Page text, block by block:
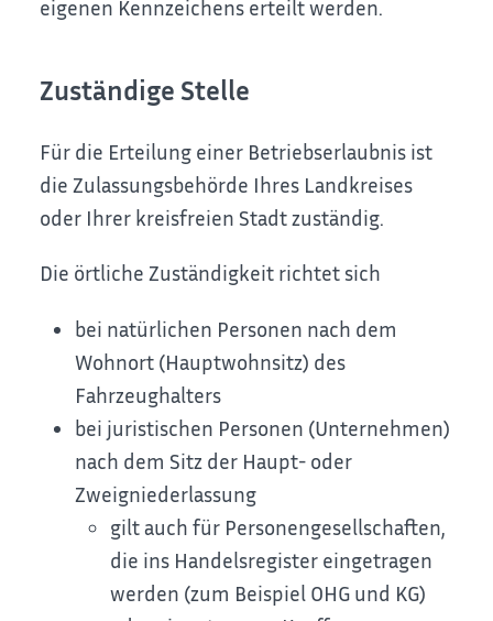
eigenen Kennzeichens erteilt werden.
Zuständige Stelle
Für die Erteilung einer Betriebserlaubnis ist
die Zulassungsbehörde Ihres Landkreises
oder Ihrer kreisfreien Stadt zuständig.
Die örtliche Zuständigkeit richtet sich
bei natürlichen Personen nach dem
Wohnort (Hauptwohnsitz) des
Fahrzeughalters
bei juristischen Personen (Unternehmen)
nach dem Sitz der Haupt- oder
Zweigniederlassung
gilt auch für Personengesellschaften,
die ins Handelsregister eingetragen
werden (zum Beispiel OHG und KG)